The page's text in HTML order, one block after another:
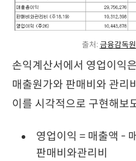
출처: 금융감독
손익계산서에서 영업이익
매출원가와 판매비와 관리
이를 시각적으로 구현해보
영업이익 = 매출액 -
판매비와관리비